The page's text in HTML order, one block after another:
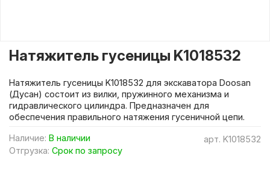
арт. K1018532
Наличие: В наличии
Отгрузка: Срок по запросу
Натяжитель гусеницы K1018532
Натяжитель гусеницы K1018532 для экскаватора Doosan
(Дусан) состоит из вилки, пружинного механизма и
гидравлического цилиндра. Предназначен для
обеспечения правильного натяжения гусеничной цепи.